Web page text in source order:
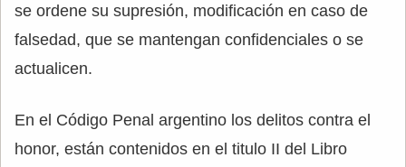
se ordene su supresión, modificación en caso de
falsedad, que se mantengan confidenciales o se
actualicen.
En el Código Penal argentino los delitos contra el
honor, están contenidos en el titulo II del Libro